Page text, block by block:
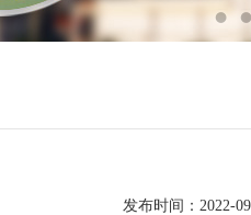
发布时间：2022-